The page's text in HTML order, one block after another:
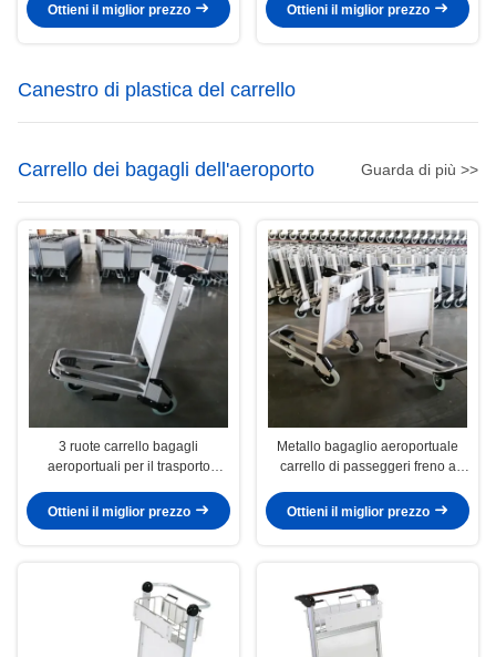
Ottieni il miglior prezzo
Ottieni il miglior prezzo
Canestro di plastica del carrello
Carrello dei bagagli dell'aeroporto Guarda di più >>
3 ruote carrello bagagli
aeroportuali per il trasporto
Ottieni il miglior prezzo
Metallo bagaglio aeroportuale
carrello di passeggeri freno a
Ottieni il miglior prezzo